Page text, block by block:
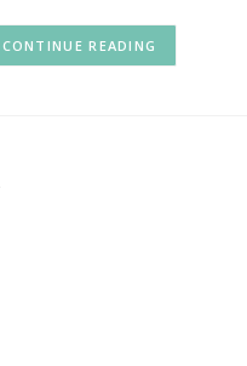
CONTINUE READING